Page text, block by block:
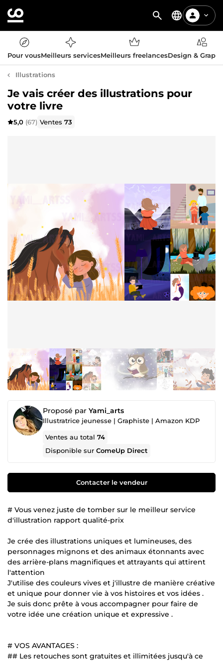
Pour vousMeilleurs servicesMeilleurs freelancesDesign &
Illustrations
Je vais créer des illustrations pour
votre livre
5,0 (67) Ventes73
Proposé par Yami_arts
Illustratrice jeunesse | Graphiste | Amazon KDP
Ventes au total74
Disponible surComeUp Direct
Contacter le vendeur
# Vous venez juste de tomber sur le meilleur service
d'illustration rapport qualité-prix
Je crée des illustrations uniques et lumineuses, des
personnages mignons et des animaux étonnants avec
des arrière-plans magnifiques et attrayants qui attirent
l'attention
J'utilise des couleurs vives et j'illustre de manière créative
et unique pour donner vie à vos histoires et vos idées .
Je suis donc prête à vous accompagner pour faire de
votre idée une création unique et expressive .
# VOS AVANTAGES :
## Les retouches sont gratuites et illimitées jusqu'à ce